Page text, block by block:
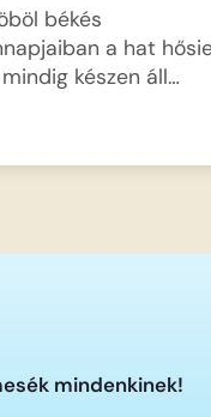
békés
a hat
készen áll…
mindenkinek!